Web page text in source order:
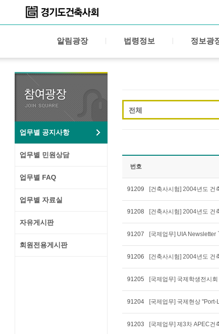
알림광장 법령정보 정보광
업무별 공지사항
업무별 민원상담
업무별 FAQ
업무별 자료실
자유게시판
회원전용게시판
전체
번호
91209 [건축사시험] 2004년도 건
91208 [건축사시험] 2004년도 건
91207 [국제업무] UIA
91206 [건축사시험] 2004년도 건
91205
91204 [국제업무] 국제현상
91203 [국제업무] 제3차 APEC건